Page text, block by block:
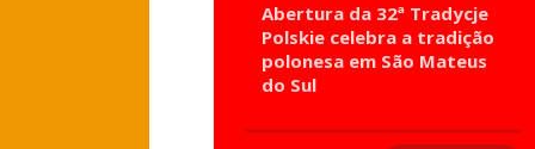
Abertura da 32ª Tradycje
Polskie celebra a tradição
polonesa em São Mateus
do Sul